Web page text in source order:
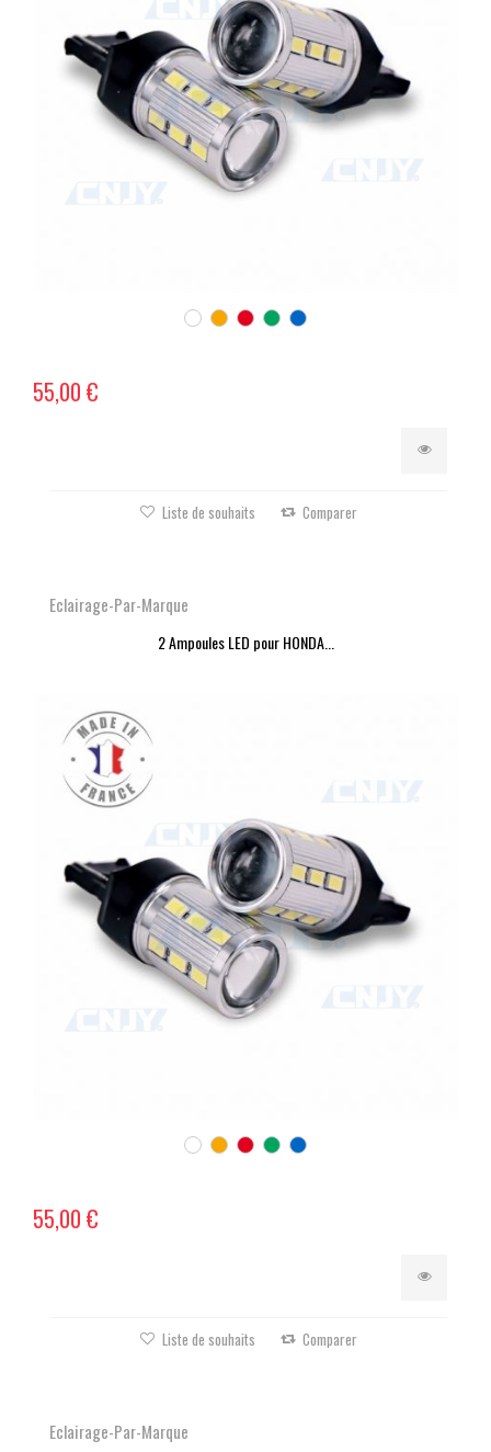
55,00 €
Liste de souhaits Comparer
Eclairage-Par-Marque
2 Ampoules LED pour HONDA...
55,00 €
Liste de souhaits Comparer
Eclairage-Par-Marque